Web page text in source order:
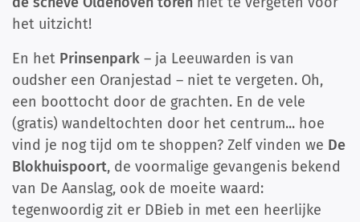
het uitzicht!
En het Prinsenpark – ja Leeuwarden is van
oudsher een Oranjestad – niet te vergeten. Oh,
een boottocht door de grachten. En de vele
(gratis) wandeltochten door het centrum... hoe
vind je nog tijd om te shoppen? Zelf vinden we De
Blokhuispoort, de voormalige gevangenis bekend
van De Aanslag, ook de moeite waard:
tegenwoordig zit er DBieb in met een heerlijke